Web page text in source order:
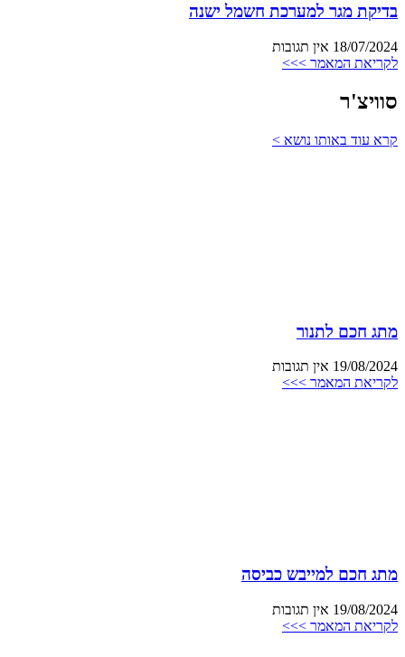
בדיקת מגר למערכת חשמל ישנה
18/07/2024 אין תגובות
לקריאת המאמר >>>
סוויצ'ר
קרא עוד באותו נושא >
מתג חכם לתנור
19/08/2024 אין תגובות
לקריאת המאמר >>>
מתג חכם למייבש כביסה
19/08/2024 אין תגובות
לקריאת המאמר >>>